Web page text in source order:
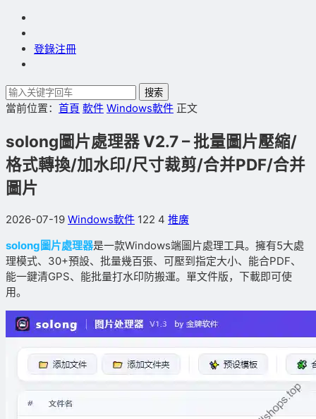
登錄注冊
搜索
當前位置： 首頁 軟件 Windows軟件 正文
solong圖片處理器 V2.7 – 批量圖片壓縮/
格式轉換/加水印/尺寸裁剪/合并PDF/合并
圖片
2026-07-19 Windows軟件 122 4 推廣
solong圖片處理器是一款Windows端圖片處理工具。擁有5大處
理模式、30+預設、批量幾百張、可壓到指定大小、能合PDF、
能一鍵清GPS、能批量打水印防搬運。單文件版，下載即可使
用。